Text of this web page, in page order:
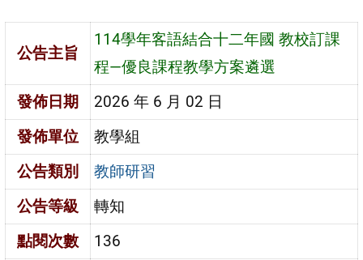
區
公告主旨
114學年客語結合十二年國 教校訂課
程—優良課程教學方案遴選
發佈日期
2026 年 6 月 02 日
發佈單位
教學組
公告類別
教師研習
公告等級
轉知
點閱次數
136